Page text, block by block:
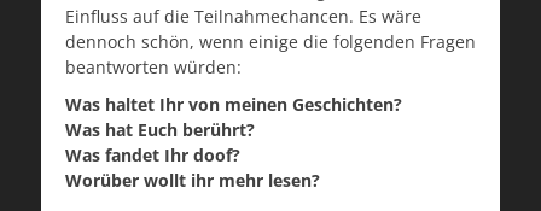
Einfluss auf die Teilnahmechancen. Es wäre
dennoch schön, wenn einige die folgenden Fragen
beantworten würden:
Was haltet Ihr von meinen Geschichten?
Was hat Euch berührt?
Was fandet Ihr doof?
Worüber wollt ihr mehr lesen?